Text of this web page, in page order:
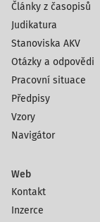
Články z časopisů
Judikatura
Stanoviska AKV
Otázky a odpovědi
Pracovní situace
Předpisy
Vzory
Navigátor
Web
Kontakt
Inzerce